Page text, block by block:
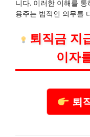
니다. 이러한 이해를
용주는 법적인 의무를
퇴직금 지
이자
퇴